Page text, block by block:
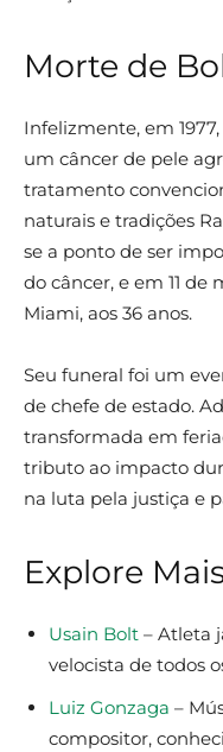
Morte de
Infelizmente, em
um câncer de pele
tratamento
naturais e tradições
se a ponto de ser
do câncer, e em 11 de
Miami, aos 36 anos.
Seu funeral foi um
de chefe de estado.
transformada em
tributo ao impacto
na luta pela justiça e
Explore
Usain Bolt – Atleta
velocista de todos
Luiz Gonzaga –
compositor,